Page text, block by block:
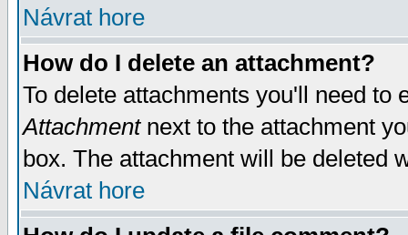
Návrat hore
How do I delete an attachment?
To delete attachments you'll need
Attachmentnext to the attachment
box. The attachment will be deleted
Návrat hore